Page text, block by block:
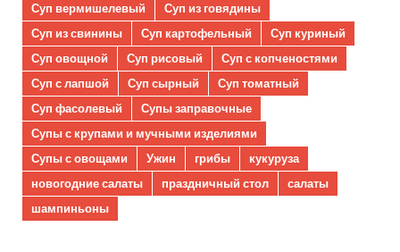
Суп вермишелевый
Суп из говядины
Суп из свинины
Суп картофельный
Суп куриный
Суп овощной
Суп рисовый
Суп с копченостями
Суп с лапшой
Суп сырный
Суп томатный
Суп фасолевый
Супы заправочные
Супы с крупами и мучными изделиями
Супы с овощами
Ужин грибы
кукуруза
новогодние салаты
праздничный стол
салаты
шампиньоны